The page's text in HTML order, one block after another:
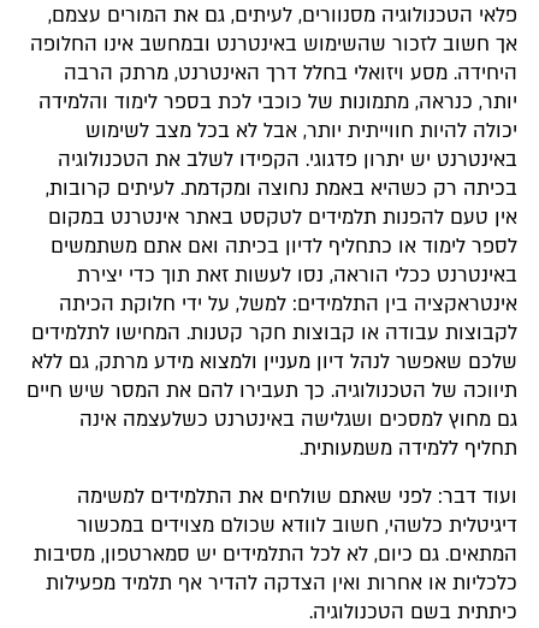
פלאי הטכנולוגיה מסנוורים, לעיתים, גם את המורים עצמם,
אך חשוב לזכור שהשימוש באינטרנט ובמחשב אינו החלופה
היחידה. מסע ויזואלי בחלל דרך האינטרנט, מרתק הרבה
יותר, כנראה, מתמונות של כוכבי לכת בספר לימוד והלמידה
יכולה להיות חווייתית יותר, אבל לא בכל מצב לשימוש
באינטרנט יש יתרון פדגוגי. הקפידו לשלב את הטכנולוגיה
בכיתה רק כשהיא באמת נחוצה ומקדמת. לעיתים קרובות,
אין טעם להפנות תלמידים לטקסט באתר אינטרנט במקום
לספר לימוד או כתחליף לדיון בכיתה ואם אתם משתמשים
באינטרנט ככלי הוראה, נסו לעשות זאת תוך כדי יצירת
אינטראקציה בין התלמידים: למשל, על ידי חלוקת הכיתה
לקבוצות עבודה או קבוצות חקר קטנות. המחישו לתלמידים
שלכם שאפשר לנהל דיון מעניין ולמצוא מידע מרתק, גם ללא
תיווכה של הטכנולוגיה. כך תעבירו להם את המסר שיש חיים
גם מחוץ למסכים ושגלישה באינטרנט כשלעצמה אינה
תחליף ללמידה משמעותית.
ועוד דבר: לפני שאתם שולחים את התלמידים למשימה
דיגיטלית כלשהי, חשוב לוודא שכולם מצוידים במכשור
המתאים. גם כיום, לא לכל התלמידים יש סמארטפון, מסיבות
כלכליות או אחרות ואין הצדקה להדיר אף תלמיד מפעילות
כיתתית בשם הטכנולוגיה.